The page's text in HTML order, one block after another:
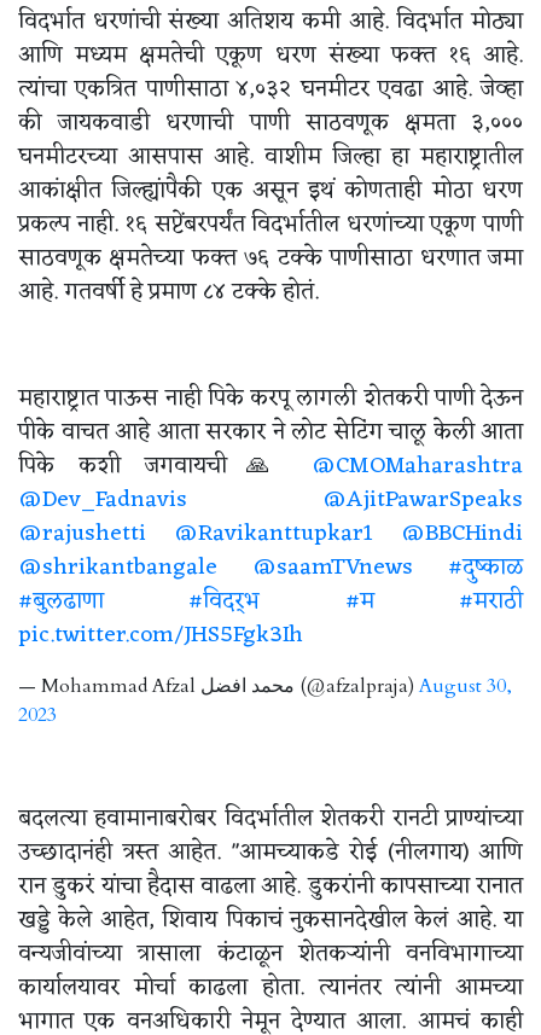
विदर्भात धरणांची संख्या अतिशय कमी आहे. विदर्भात मोठ्या
आणि मध्यम क्षमतेची एकूण धरण संख्या फक्त १६ आहे.
त्यांचा एकत्रित पाणीसाठा ४,०३२ घनमीटर एवढा आहे. जेव्हा
की जायकवाडी धरणाची पाणी साठवणूक क्षमता ३,०००
घनमीटरच्या आसपास आहे. वाशीम जिल्हा हा महाराष्ट्रातील
आकांक्षीत जिल्ह्यांपैकी एक असून इथं कोणताही मोठा धरण
प्रकल्प नाही. १६ सप्टेंबरपर्यंत विदर्भातील धरणांच्या एकूण पाणी
साठवणूक क्षमतेच्या फक्त ७६ टक्के पाणीसाठा धरणात जमा
आहे. गतवर्षी हे प्रमाण ८४ टक्के होतं.
महाराष्ट्रात पाऊस नाही पिके करपू लागली शेतकरी पाणी देऊन
पीके वाचत आहे आता सरकार ने लोट सेटिंग चालू केली आता
पिके कशी जगवायची🙏 @CMOMaharashtra
@Dev_Fadnavis
@AjitPawarSpeaks
@rajushetti
@Ravikanttupkar1
@BBCHindi
@shrikantbangale
@saamTVnews
#दुष्काळ
#बुलढाणा
#विदर्भ #म
#मराठी
pic.twitter.com/JHS5Fgk3Ih
— Mohammad Afzal محمد افضل (@afzalpraja)August 30,
2023
बदलत्या हवामानाबरोबर विदर्भातील शेतकरी रानटी प्राण्यांच्या
उच्छादानंही त्रस्त आहेत. "आमच्याकडे रोई (नीलगाय) आणि
रान डुकरं यांचा हैदास वाढला आहे. डुकरांनी कापसाच्या रानात
खड्डे केले आहेत, शिवाय पिकाचं नुकसानदेखील केलं आहे. या
वन्यजीवांच्या त्रासाला कंटाळून शेतकऱ्यांनी वनविभागाच्या
कार्यालयावर मोर्चा काढला होता. त्यानंतर त्यांनी आमच्या
भागात एक वनअधिकारी नेमून देण्यात आला. आमचं काही